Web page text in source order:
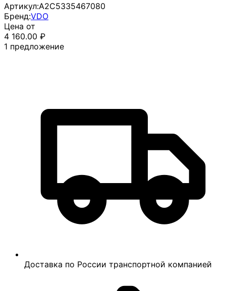
Артикул:A2C5335467080
Бренд:VDO
Цена от
4 160.00 ₽
1 предложение
Доставка по России транспортной компанией